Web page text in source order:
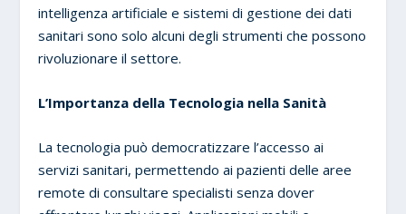
intelligenza artificiale e sistemi di gestione dei dati
sanitari sono solo alcuni degli strumenti che possono
rivoluzionare il settore.
L’Importanza della Tecnologia nella Sanità
La tecnologia può democratizzare l’accesso ai
servizi sanitari, permettendo ai pazienti delle aree
remote di consultare specialisti senza dover